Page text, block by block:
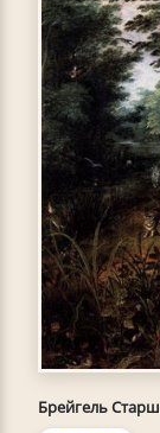
Брейгель